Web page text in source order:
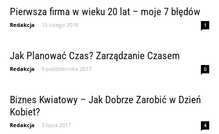
Pierwsza firma w wieku 20 lat – moje 7 błędów
Redakcja - 15 lutego 2018 1
Jak Planować Czas? Zarządzanie Czasem
Redakcja - 9 października 2017 0
Biznes Kwiatowy – Jak Dobrze Zarobić w Dzień
Kobiet?
Redakcja - 3 lipca 2017 4